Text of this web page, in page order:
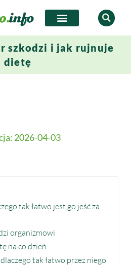
szkodzi i jak rujnuje
dietę
2026-04-03
tak łatwo jest go jeść za
organizmowi
na co dzień
tak łatwo przez niego